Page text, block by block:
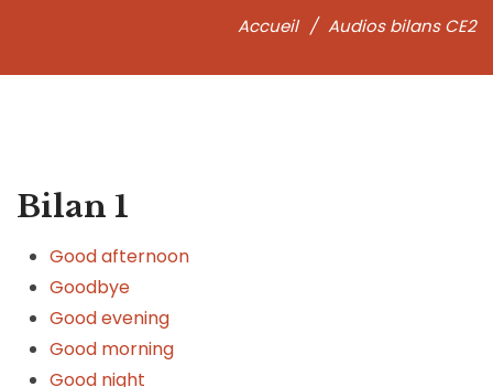
Accueil / Audios bilans CE2
Bilan 1
Good afternoon
Goodbye
Good evening
Good morning
Good night